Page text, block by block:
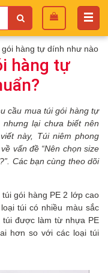
gói hàng tự dính như nào
hàng tự
cầu mua túi gói hàng tự
lại chưa biết nên
này, Túi niêm phong
vấn đề “Nên chọn size
Các bạn cùng theo dõi
gói hàng PE 2 lớp cao
túi có nhiều màu sắc
túi được làm từ nhựa PE
hơn so với các loại túi